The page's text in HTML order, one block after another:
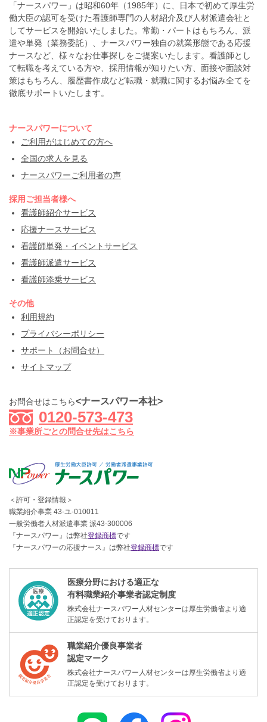
「ナースパワー」は昭和60年（1985年）に、日本で初めて厚生労
働大臣の認可を受けた看護師専門の人材紹介及び人材派遣会社と
してサービスを開始いたしました。常勤・パートはもちろん、派
遣や単発（業務委託）、ナースパワー独自の就業形態である応援
ナースなど、様々なお仕事探しをご提案いたします。看護師とし
て転職を考えている方や、採用情報が知りたい方、面接や面談対
策はもちろん、履歴書作成など転職・就職に関するお悩み全てを
徹底サポートいたします。
ナースパワーについて
ご利用がはじめての方へ
全国の求人を見る
ナースパワーご利用者の声
採用ご担当者様へ
看護師紹介サービス
応援ナースサービス
看護師単発・イベントサービス
看護師派遣サービス
看護師添乗サービス
その他
利用規約
プライバシーポリシー
サポート（お問合せ）
サイトマップ
お問合せはこちら<ナースパワー本社>
0120-573-473
※事業所ごとの問合せ先はこちら
＜許可・登録情報＞
職業紹介事業 43-ユ-010011
一般労働者人材派遣事業 派43-300006
『ナースパワー』は弊社登録商標です
『ナースパワーの応援ナース』は弊社登録商標です
医療分野における適正な
有料職業紹介事業者認定制度
株式会社ナースパワー人材センターは厚生労働省より適
正認定を受けております。
職業紹介優良事業者
認定マーク
株式会社ナースパワー人材センターは厚生労働省より適
正認定を受けております。